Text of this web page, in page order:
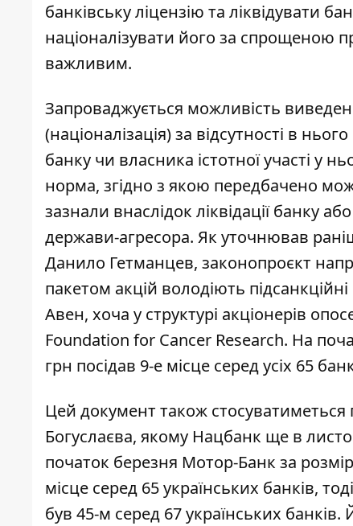
банківську ліцензію та ліквідувати
націоналізувати його за спрощеною
важливим.
Запроваджується можливість
(націоналізація) за відсутності в
банку чи власника істотної участі у
норма, згідно з якою передбачено
зазнали внаслідок ліквідації банку
держави-агресора. Як уточнював
Данило Гетманцев, законопроєкт
пакетом акцій володіють
Авен, хоча у структурі акціонерів
Foundation for Cancer Research. На
грн посідав 9-е місце серед усіх 65
Цей документ також стосуватиметься
Богуслаєва, якому Нацбанк ще в
початок березня Мотор-Банк за
місце серед 65 українських банків,
був 45-м серед 67 українських